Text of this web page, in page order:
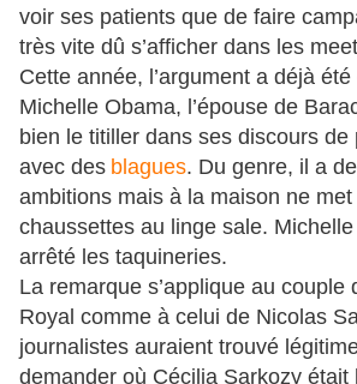
voir ses patients que de faire
très vite dû s’afficher dans les
Cette année, l’argument a déjà
Michelle Obama, l’épouse de
bien le titiller dans ses discours de
avec des blagues. Du genre, il a
ambitions mais à la maison ne
chaussettes au linge sale.
arrêté les taquineries.
La remarque s’applique au couple
Royal comme à celui de Nicolas
journalistes auraient trouvé
demander où Cécilia Sarkozy était